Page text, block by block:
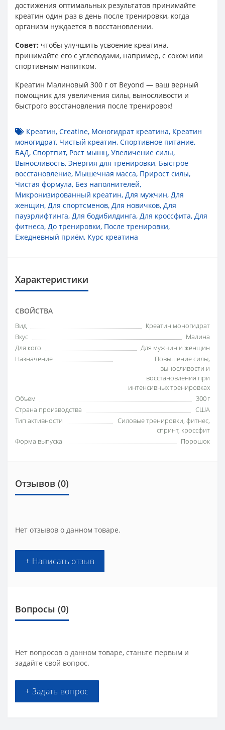
достижения оптимальных результатов принимайте
креатин один раз в день после тренировки, когда
организм нуждается в восстановлении.
Совет: чтобы улучшить усвоение креатина,
принимайте его с углеводами, например, с соком или
спортивным напитком.
Креатин Малиновый 300 г от Beyond — ваш верный
помощник для увеличения силы, выносливости и
быстрого восстановления после тренировок!
Креатин, Creatine, Моногидрат креатина, Креатин
моногидрат, Чистый креатин, Спортивное питание,
БАД, Спортпит, Рост мышц, Увеличение силы,
Выносливость, Энергия для тренировки, Быстрое
восстановление, Мышечная масса, Прирост силы,
Чистая формула, Без наполнителей,
Микронизированный креатин, Для мужчин, Для
женщин, Для спортсменов, Для новичков, Для
пауэрлифтинга, Для бодибилдинга, Для кроссфита, Для
фитнеса, До тренировки, После тренировки,
Ежедневный приём, Курс креатина
Характеристики
СВОЙСТВА
Вид
Креатин моногидрат
Вкус
Малина
Для кого
Для мужчин и женщин
Назначение
Повышение силы,
выносливости и
восстановления при
интенсивных тренировках
Объем
300 г
Страна производства
США
Тип активности
Силовые тренировки, фитнес,
спринт, кроссфит
Форма выпуска
Порошок
Отзывов (0)
Нет отзывов о данном товаре.
+ Написать отзыв
Вопросы (0)
Нет вопросов о данном товаре, станьте первым и
задайте свой вопрос.
+ Задать вопрос